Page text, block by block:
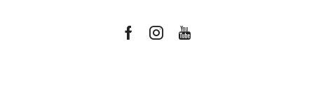
FacebookInstagramYoutube